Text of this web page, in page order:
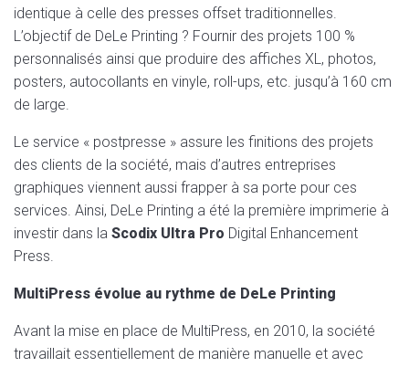
identique à celle des presses offset traditionnelles.
L’objectif de DeLe Printing ? Fournir des projets 100 %
personnalisés ainsi que produire des affiches XL, photos,
posters, autocollants en vinyle, roll-ups, etc. jusqu’à 160 cm
de large.
Le service « postpresse » assure les finitions des projets
des clients de la société, mais d’autres entreprises
graphiques viennent aussi frapper à sa porte pour ces
services. Ainsi, DeLe Printing a été la première imprimerie à
investir dans la Scodix Ultra Pro Digital Enhancement
Press.
MultiPress évolue au rythme de DeLe Printing
Avant la mise en place de MultiPress, en 2010, la société
travaillait essentiellement de manière manuelle et avec